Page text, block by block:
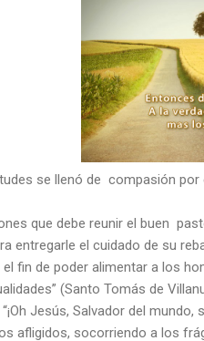
se llenó de compasión
que debe reunir el buen
entregarle el cuidado de su
fin de poder alimentar a los
(Santo Tomás de
Jesús, Salvador del
afligidos, socorriendo a los